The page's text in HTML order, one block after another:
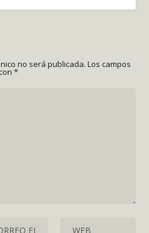
no será publicada. Los campos
*